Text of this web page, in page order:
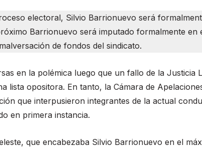
electoral, Silvio Barrionuevo será
Barrionuevo será imputado formalmente en
de fondos del sindicato.
en la polémica luego que un fallo de la Justicia
lista opositora. En tanto, la Cámara de
que interpusieron integrantes de la actual
en primera instancia.
que encabezaba Silvio Barrionuevo en el